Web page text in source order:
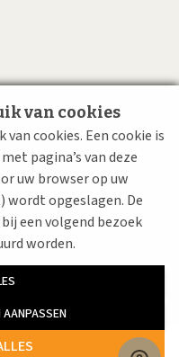
van cookies
cookies. Een cookie is
pagina’s van deze
uw browser op uw
opgeslagen. De
een volgend bezoek
worden.